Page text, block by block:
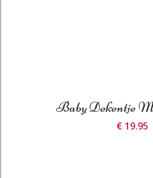
Baby Dekentje
€ 19.95